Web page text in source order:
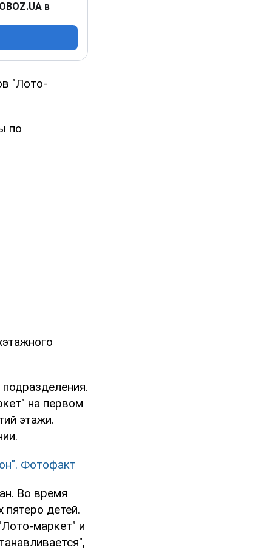
в
"Лото-
по
на первом
этажи.
Фотофакт
Во время
детей.
маркет" и